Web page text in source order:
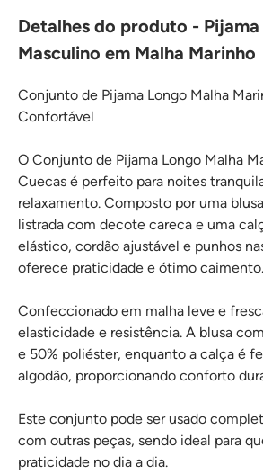
Detalhes do produto -
Masculino em Malha Marinho
Conjunto de Pijama Longo Malha
Confortável
O Conjunto de Pijama Longo Malha
Cuecas é perfeito para noites
relaxamento. Composto por uma
listrada com decote careca e uma
elástico, cordão ajustável e punhos
oferece praticidade e ótimo caimento.
Confeccionado em malha leve e
elasticidade e resistência. A blusa
e 50% poliéster, enquanto a calça é
algodão, proporcionando conforto
Este conjunto pode ser usado
com outras peças, sendo ideal para
praticidade no dia a dia.